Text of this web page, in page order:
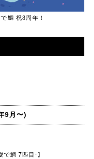
鯛 祝8周年！
9月〜)
で鯛 7匹目-】